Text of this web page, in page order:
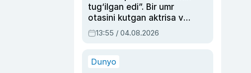
tug‘ilgan edi”. Bir umr
otasini kutgan aktrisa va
dublyaj ustasi Rimma
Ahmedovaning
13:55 / 04.08.2026
Dunyo